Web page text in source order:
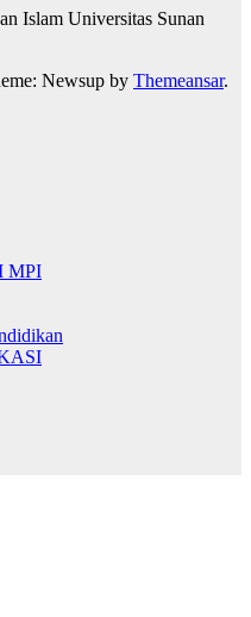
Islam Universitas Sunan
Newsup by Themeansar.
MPI